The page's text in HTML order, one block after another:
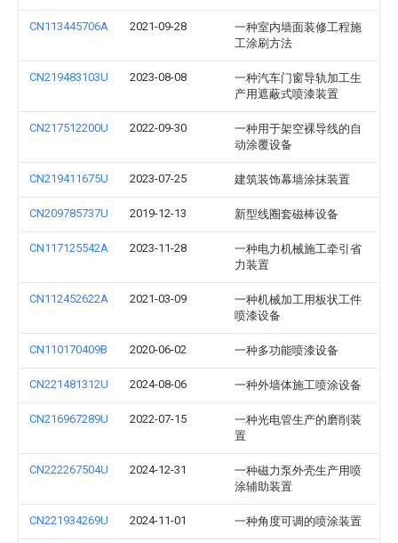
CN113445706A 2021-09-28
一种室内墙面装修工程施
工涂刷方法
CN219483103U 2023-08-08
一种汽车门窗导轨加工生
产用遮蔽式喷漆装置
CN217512200U 2022-09-30
一种用于架空裸导线的自
动涂覆设备
CN219411675U 2023-07-25 建筑装饰幕墙涂抹装置
CN209785737U 2019-12-13 新型线圈套磁棒设备
CN117125542A 2023-11-28
一种电力机械施工牵引省
力装置
CN112452622A 2021-03-09
一种机械加工用板状工件
喷漆设备
CN110170409B 2020-06-02 一种多功能喷漆设备
CN221481312U 2024-08-06 一种外墙体施工喷涂设备
CN216967289U 2022-07-15
一种光电管生产的磨削装
置
CN222267504U 2024-12-31
一种磁力泵外壳生产用喷
涂辅助装置
CN221934269U 2024-11-01 一种角度可调的喷涂装置